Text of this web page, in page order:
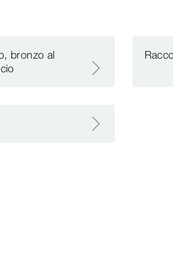
bronzo al